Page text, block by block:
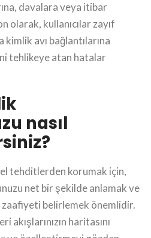
davalara veya itibar
olarak, kullanıcılar zayıf
avı bağlantılarına
tehlikeye atan hatalar
nasıl
tehditlerden korumak için,
net bir şekilde anlamak ve
belirlemek önemlidir.
akışlarınızın haritasını